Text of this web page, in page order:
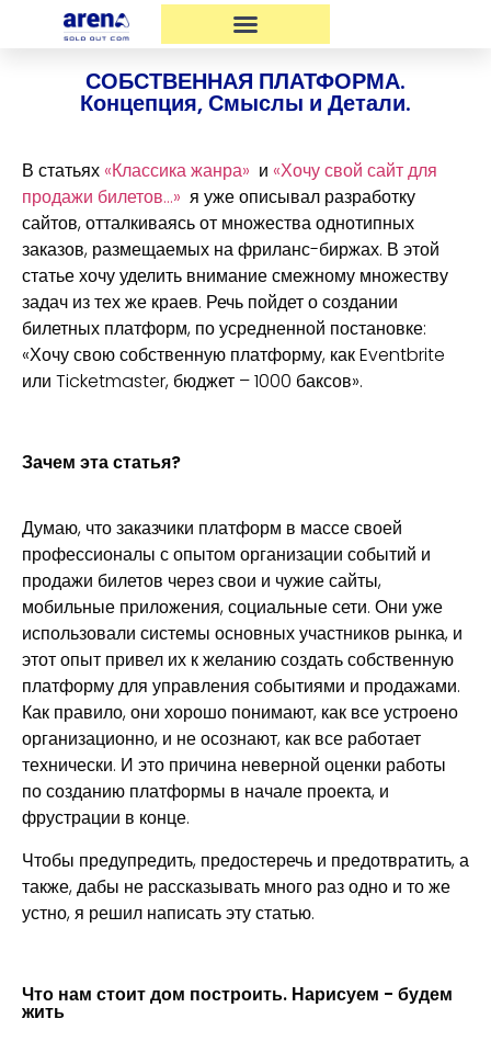
СОБСТВЕННАЯ ПЛАТФОРМА.
Концепция, Смыслы и Детали.
В статьях «Классика жанра» и «Хочу свой сайт для
продажи билетов…» я уже описывал разработку
сайтов, отталкиваясь от множества однотипных
заказов, размещаемых на фриланс-биржах. В этой
статье хочу уделить внимание смежному множеству
задач из тех же краев. Речь пойдет о создании
билетных платформ, по усредненной постановке:
«Хочу свою собственную платформу, как Eventbrite
или Ticketmaster, бюджет – 1000 баксов».
Зачем эта статья?
Думаю, что заказчики платформ в массе своей
профессионалы с опытом организации событий и
продажи билетов через свои и чужие сайты,
мобильные приложения, социальные сети. Они уже
использовали системы основных участников рынка, и
этот опыт привел их к желанию создать собственную
платформу для управления событиями и продажами.
Как правило, они хорошо понимают, как все устроено
организационно, и не осознают, как все работает
технически. И это причина неверной оценки работы
по созданию платформы в начале проекта, и
фрустрации в конце.
Чтобы предупредить, предостеречь и предотвратить, а
также, дабы не рассказывать много раз одно и то же
устно, я решил написать эту статью.
Что нам стоит дом построить. Нарисуем - будем
жить